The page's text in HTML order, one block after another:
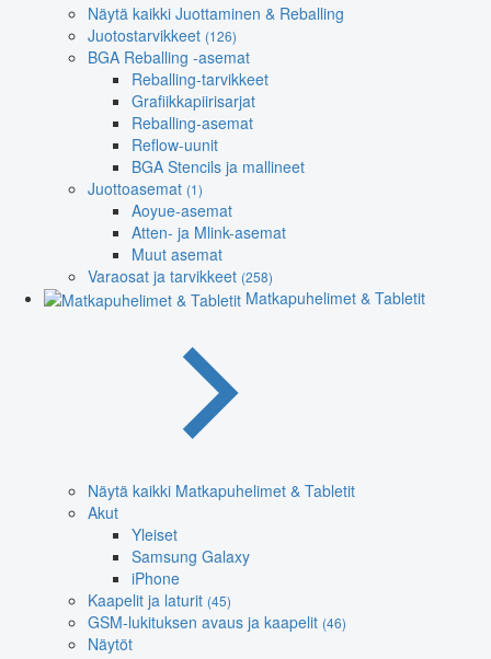
Näytä kaikki Juottaminen & Reballing
Juotostarvikkeet (126)
BGA Reballing -asemat
Reballing-tarvikkeet
Grafiikkapiirisarjat
Reballing-asemat
Reflow-uunit
BGA Stencils ja mallineet
Juottoasemat (1)
Aoyue-asemat
Atten- ja Mlink-asemat
Muut asemat
Varaosat ja tarvikkeet (258)
Matkapuhelimet & Tabletit
Näytä kaikki Matkapuhelimet & Tabletit
Akut
Yleiset
Samsung Galaxy
iPhone
Kaapelit ja laturit (45)
GSM-lukituksen avaus ja kaapelit (46)
Näytöt